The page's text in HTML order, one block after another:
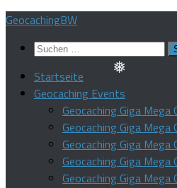
❅
Zum
springen
GeocachingBW
Suchen
Startseite
Geocaching Events
Geocaching Giga
Geocaching Giga
Geocaching Giga
Geocaching Giga
Geocaching Giga